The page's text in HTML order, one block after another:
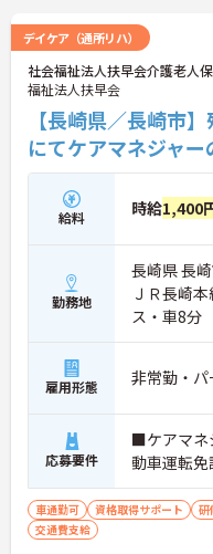
デイケア（通所リハ）
社会福祉法人扶早会介護老人
福祉法人扶早会
【長崎県／長崎市
にてケアマネジャ
給料 時給1,400
勤務地
長崎県 長
ＪＲ長崎
ス・車8分
雇用形態 非常勤・パ
応募要件
■ケアマネ
動車運転免
車通勤可 資格取得サポート 研
交通費支給